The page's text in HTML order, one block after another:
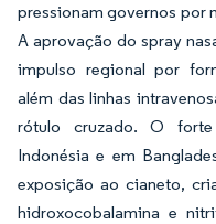
pressionam governos por
A aprovação do spray
impulso regional por
além das linhas
rótulo cruzado. O
Indonésia e em
exposição ao cianeto,
hidroxocobalamina e